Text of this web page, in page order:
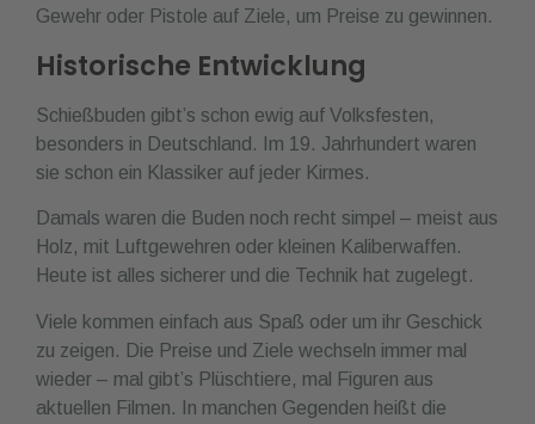
Gewehr oder Pistole auf Ziele, um Preise zu gewinnen.
Historische Entwicklung
Schießbuden gibt’s schon ewig auf Volksfesten,
besonders in Deutschland. Im 19. Jahrhundert waren
sie schon ein Klassiker auf jeder Kirmes.
Damals waren die Buden noch recht simpel – meist aus
Holz, mit Luftgewehren oder kleinen Kaliberwaffen.
Heute ist alles sicherer und die Technik hat zugelegt.
Viele kommen einfach aus Spaß oder um ihr Geschick
zu zeigen. Die Preise und Ziele wechseln immer mal
wieder – mal gibt’s Plüschtiere, mal Figuren aus
aktuellen Filmen. In manchen Gegenden heißt die